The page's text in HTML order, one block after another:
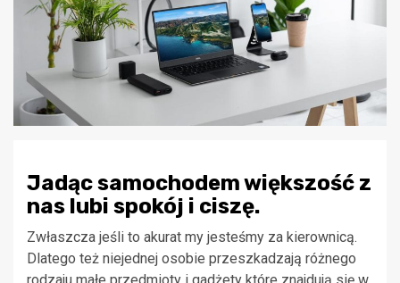
Jadąc samochodem większość z
nas lubi spokój i ciszę.
Zwłaszcza jeśli to akurat my jesteśmy za kierownicą.
Dlatego też niejednej osobie przeszkadzają różnego